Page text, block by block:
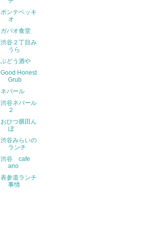
ポンテベッキ
オ
ガパオ食堂
渋谷２丁目み
うら
ぶどう酒や
Good Honest
Grub
ネパール
渋谷ネパール
２
おひつ膳田ん
ぼ
渋谷みらいの
ランチ
渋谷 cafe
ano
表参道ランチ
事情